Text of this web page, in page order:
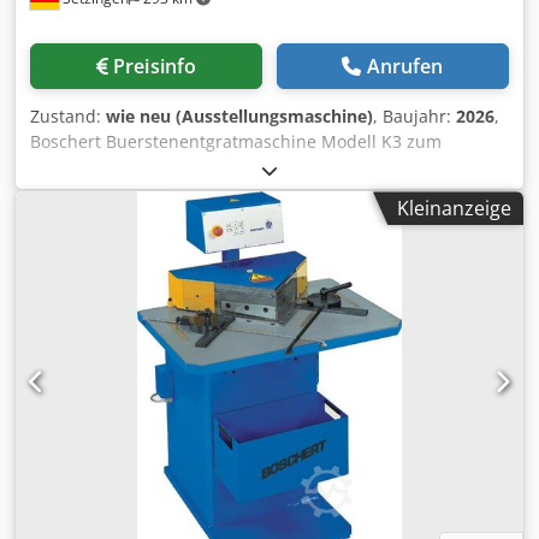
Preisinfo Anrufen
Zustand: wie neu (Ausstellungsmaschine), Baujahr: 2026,
Boschert Buerstenentgratmaschine Modell K3 zum
Entgraten von geraden Blechkanten und am seitlichen
Aggragat geeignet für Ausschnitte und Ausklinkungen bis
70 mm Tiefe sowie Aussenradien an Blechen. 3 Motoren á
1,5 kW Buestendurchmesser : 300 mm Material:
Drahtbürsten VA/Stahl Materialbereich: 0,8-8 mm Dicke
Maschinenabmessungen: Breite: 1400 mm Dkedpfxstr Avio
Anwor Höhe: 580 mm Tiefe: 670 mm Untergestell: 800 mm
Hoch (Arbeitshöhe 920 mm) Tischauflage: 200x1400 mm
Niederhalter als Blechführung Die Blechkante wird beim
Vorbeifuehren gleichzeitig von Oben und Unten entgratet.
Bei sehr starkem Grat können die Motoren
gleichgeschalten werden, so dass beide den starken Grat
von Oben entfernen . Das 3. (seitliche) Aggregat ist für das
Entgraten von Aussenkontouren und wird separat
eingeschalten. Als Ablage dient eine grössere seitliche
Kleinanzeige